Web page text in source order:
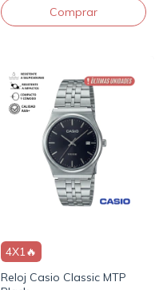
4X1🔥
Reloj Casio Classic MTP